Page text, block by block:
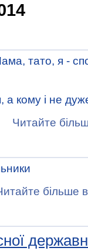
тато, я -
кому і не
Читайте
більше